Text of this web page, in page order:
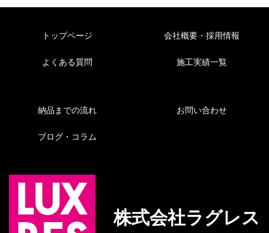
トップページ
よくある質問
会社概要・採用情報
施工実績一覧
納品までの流れ
ブログ・コラム
お問い合わせ
株式会社ラグレス